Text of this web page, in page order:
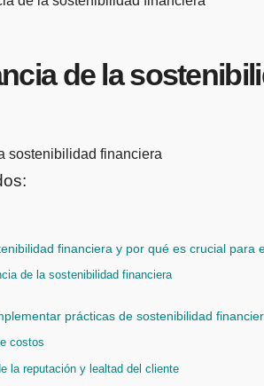
de la
financiera y por qué es crucial para
de la sostenibilidad financiera
prácticas de sostenibilidad
costos
la reputación y lealtad del cliente